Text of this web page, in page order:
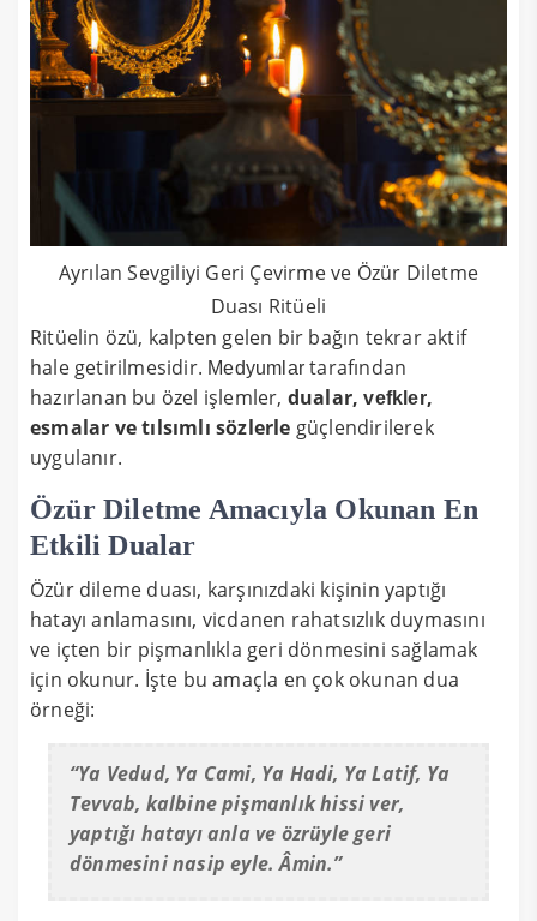
Ayrılan Sevgiliyi Geri Çevirme ve Özür Diletme
Duası Ritüeli
Ritüelin özü, kalpten gelen bir bağın tekrar aktif
hale getirilmesidir. Medyumlartarafından
hazırlanan bu özel işlemler, dualar,vefkler,
esmalar ve tılsımlı sözlerle güçlendirilerek
uygulanır.
Özür Diletme Amacıyla Okunan En
Etkili Dualar
Özür dileme duası, karşınızdaki kişinin yaptığı
hatayı anlamasını, vicdanen rahatsızlık duymasını
ve içten bir pişmanlıkla geri dönmesini sağlamak
için okunur. İşte bu amaçla en çok okunan dua
örneği:
“Ya Vedud, Ya Cami, Ya Hadi, Ya Latif, Ya
Tevvab, kalbine pişmanlık hissi ver,
yaptığı hatayı anla ve özrüyle geri
dönmesini nasip eyle. Âmin.”